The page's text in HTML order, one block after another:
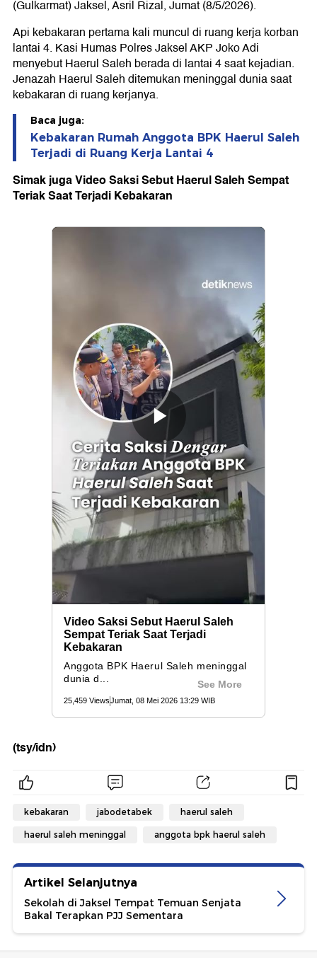
(Gulkarmat) Jaksel, Asril Rizal, Jumat (8/5/2026).
Api kebakaran pertama kali muncul di ruang kerja korban
lantai 4. Kasi Humas Polres Jaksel AKP Joko Adi
menyebut Haerul Saleh berada di lantai 4 saat kejadian.
Jenazah Haerul Saleh ditemukan meninggal dunia saat
kebakaran di ruang kerjanya.
Baca juga:
Kebakaran Rumah Anggota BPK Haerul Saleh
Terjadi di Ruang Kerja Lantai 4
Simak juga Video Saksi Sebut Haerul Saleh Sempat
Teriak Saat Terjadi Kebakaran
(tsy/idn)
kebakaran jabodetabek haerul saleh
haerul saleh meninggal anggota bpk haerul saleh
Artikel Selanjutnya
Sekolah di Jaksel Tempat Temuan Senjata
Bakal Terapkan PJJ Sementara